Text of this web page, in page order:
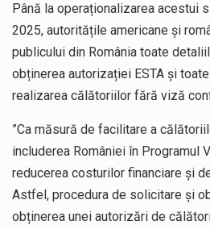
Până la operaționalizarea acestui
2025, autoritățile americane și
publicului din România toate
obținerea autorizației ESTA și
realizarea călătoriilor fără viză
”Ca măsură de facilitare a
includerea României în Programul
reducerea costurilor financiare și
Astfel, procedura de solicitare și
obținerea unei autorizări de